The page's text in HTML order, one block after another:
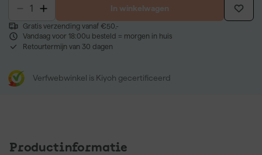
In winkelwagen
Gratis verzending vanaf €50,-
Vandaag voor 18:00u besteld = morgen in huis
Retourtermijn van 30 dagen
Verfwebwinkel is Kiyoh gecertificeerd
Productinformatie